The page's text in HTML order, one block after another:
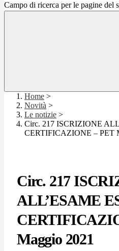
Campo di ricerca per le pagine del
Home >
Novità >
Le notizie >
Circ. 217 ISCRIZIONE
CERTIFICAZIONE – PET
Circ. 217
ALL’ESAME
Maggio 2021